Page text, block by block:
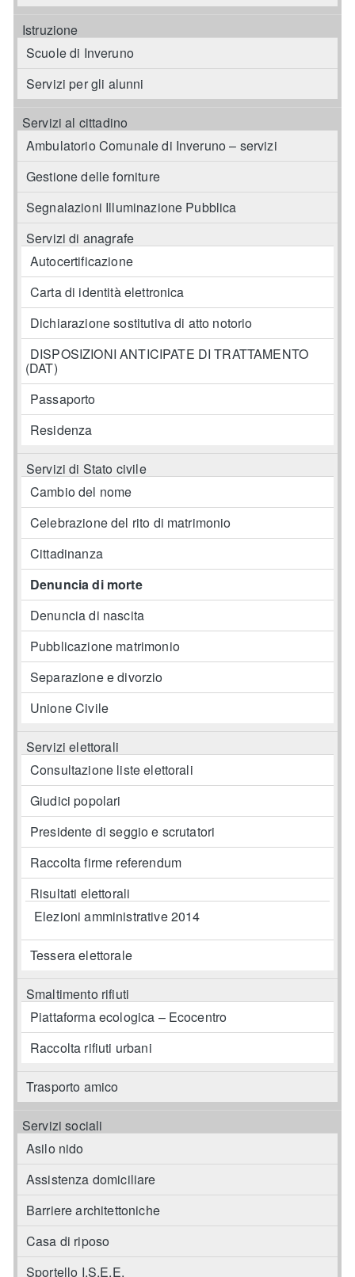
Istruzione
Scuole di Inveruno
Servizi per gli alunni
Servizi al cittadino
Ambulatorio Comunale di Inveruno – servizi
Gestione delle forniture
Segnalazioni Illuminazione Pubblica
Servizi di anagrafe
Autocertificazione
Carta di identità elettronica
Dichiarazione sostitutiva di atto notorio
DISPOSIZIONI ANTICIPATE DI TRATTAMENTO
(DAT)
Passaporto
Residenza
Servizi di Stato civile
Cambio del nome
Celebrazione del rito di matrimonio
Cittadinanza
Denuncia di morte
Denuncia di nascita
Pubblicazione matrimonio
Separazione e divorzio
Unione Civile
Servizi elettorali
Consultazione liste elettorali
Giudici popolari
Presidente di seggio e scrutatori
Raccolta firme referendum
Risultati elettorali
Elezioni amministrative 2014
Tessera elettorale
Smaltimento rifiuti
Piattaforma ecologica – Ecocentro
Raccolta rifiuti urbani
Trasporto amico
Servizi sociali
Asilo nido
Assistenza domiciliare
Barriere architettoniche
Casa di riposo
Sportello I.S.E.E.